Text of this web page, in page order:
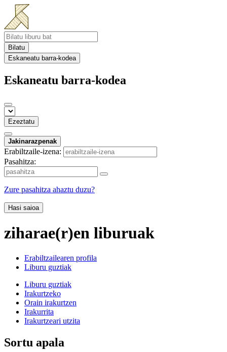
Bilatu
Eskaneatu barra-kodea
Eskaneatu barra-kodea
Ezeztatu
Jakinarazpenak
Erabiltzaile-izena:
Pasahitza:
Zure pasahitza ahaztu duzu?
Hasi saioa
ziharae(r)en liburuak
Erabiltzailearen profila
Liburu guztiak
Liburu guztiak
Irakurtzeko
Orain irakurtzen
Irakurrita
Irakurtzeari utzita
Sortu apala